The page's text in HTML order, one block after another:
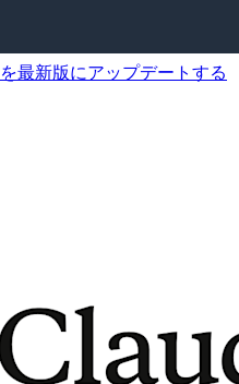
最新版にアップデートする